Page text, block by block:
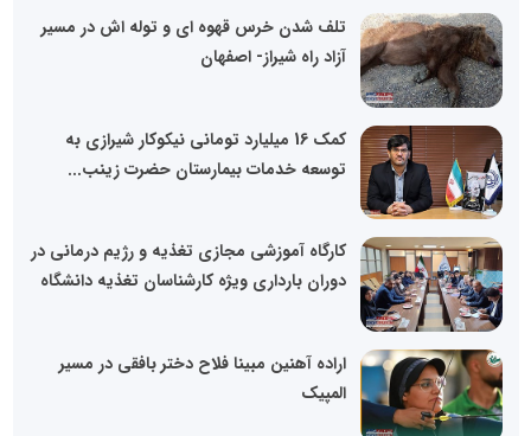
تلف شدن خرس قهوه ای و توله اش در مسیر
آزاد راه شیراز- اصفهان
کمک 16 میلیارد تومانی نیکوکار شیرازی به
توسعه خدمات بیمارستان حضرت زینب...
کارگاه آموزشی مجازی تغذیه و رژیم درمانی در
دوران بارداری ویژه کارشناسان تغذیه دانشگاه
اراده آهنین مبینا فلاح دختر بافقی در مسیر
المپیک